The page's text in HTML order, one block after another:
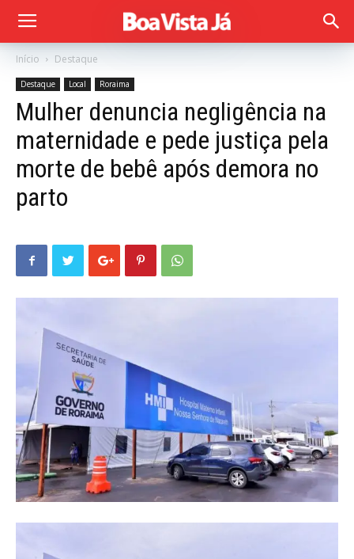
Início Destaque
Destaque Local Roraima
Mulher denuncia negligência na
maternidade e pede justiça pela
morte de bebê após demora no
parto